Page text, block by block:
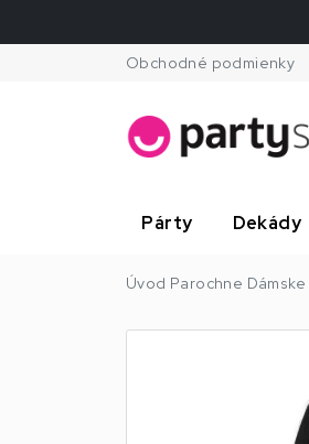
Obchodné podmienky
Párty Dekády
Úvod Parochne Dámske